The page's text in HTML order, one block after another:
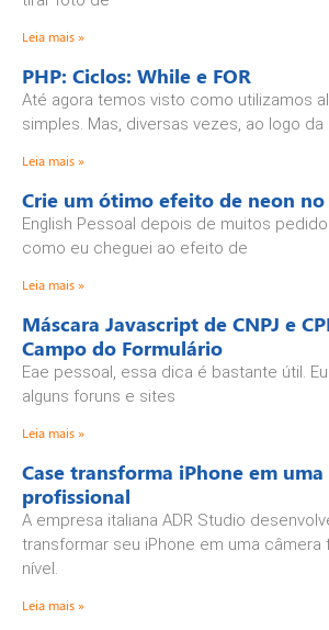
Leia mais »
PHP: Ciclos: While e FOR
Até agora temos visto como utilizamos
simples. Mas, diversas vezes, ao logo da
Leia mais »
Crie um ótimo efeito de neon
English Pessoal depois de muitos
como eu cheguei ao efeito de
Leia mais »
Máscara Javascript de CNPJ e
Campo do Formulário
Eae pessoal, essa dica é bastante útil.
alguns foruns e sites
Leia mais »
Case transforma iPhone em uma
profissional
A empresa italiana ADR Studio
transformar seu iPhone em uma
nível.
Leia mais »